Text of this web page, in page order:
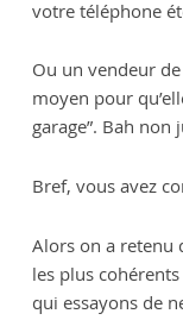
votre téléphone
Ou un vendeur
moyen pour
garage”. Bah
Bref, vous avez
Alors on a retenu
les plus
qui essayons de